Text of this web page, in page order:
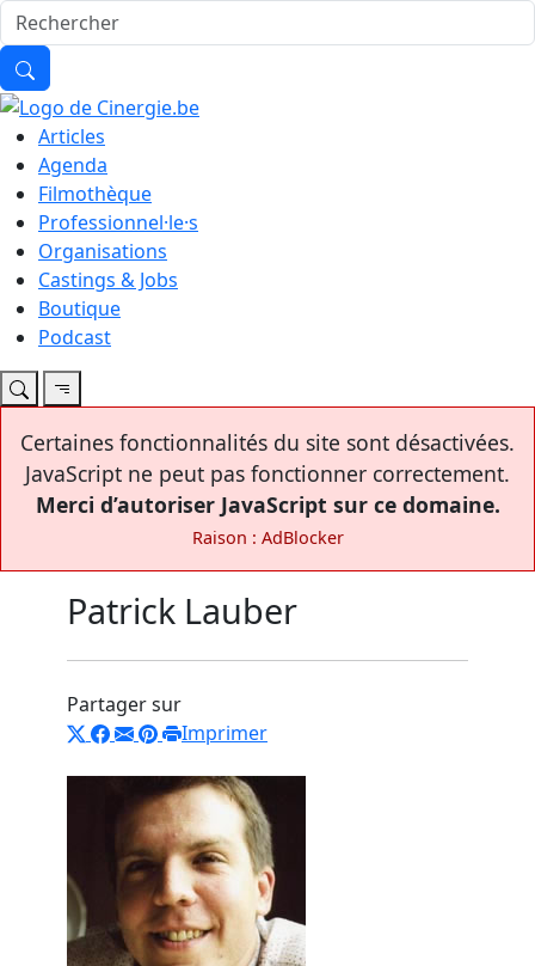
Articles
Agenda
Filmothèque
Professionnel·le·s
Organisations
Castings & Jobs
Boutique
Podcast
Certaines fonctionnalités du site sont désactivées.
JavaScript ne peut pas fonctionner correctement.
Merci d’autoriser JavaScript sur ce domaine.
Raison : AdBlocker
Patrick Lauber
Partager sur
Imprimer